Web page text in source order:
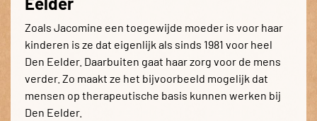
Zoals Jacomine een toegewijde moeder is voor haar
kinderen is ze dat eigenlijk als sinds 1981 voor heel
Den Eelder. Daarbuiten gaat haar zorg voor de mens
verder. Zo maakt ze het bijvoorbeeld mogelijk dat
mensen op therapeutische basis kunnen werken bij
Den Eelder.